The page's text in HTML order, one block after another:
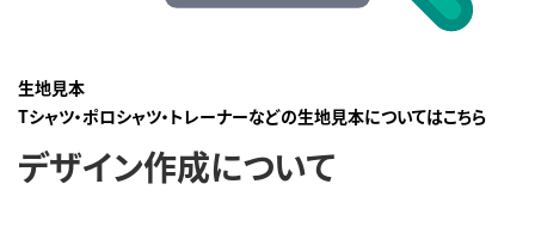
生地見本
Tシャツ・ポロシャツ・トレーナーなどの生地見本についてはこちら
デザイン作成について